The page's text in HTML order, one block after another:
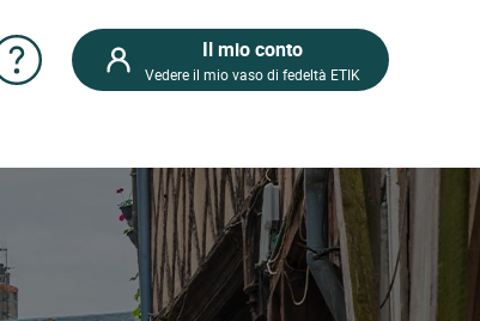
Il mio conto
Vedere il mio vaso di fedeltà ETIK